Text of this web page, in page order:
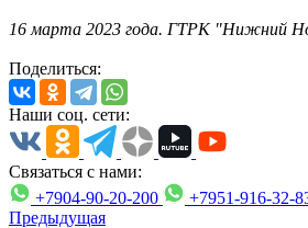
16 марта 2023 года. ГТРК "Нижний
Поделиться:
Наши соц. сети:
Связаться с нами:
+7904-90-20-200
+7951-916-32-
Предыдущая